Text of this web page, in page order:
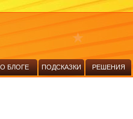
О БЛОГЕ ПОДСКАЗКИ РЕШЕНИЯ